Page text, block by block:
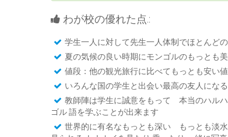
わが校の優れた点.:
学生一人に対して先生一人体制でほとんどの
夏の気候の良い時期にモンゴルのもっと
値段：他の観光旅行に比べてもっとも安い
いろんな国の学生と出会い最高の友人にな
教師陣は学生に誠意をもって 本当のハル
ゴル 語を学ぶことが出来ます
世界的に有名なもっとも深い もっとも淡